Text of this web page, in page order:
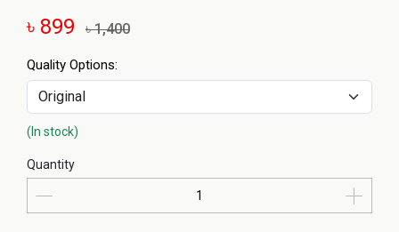
৳ 899 ৳ 1,400
Quality Options:
(In stock)
Quantity